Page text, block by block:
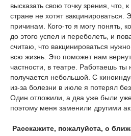
высказать свою точку зрения, что,
стране не хотят вакцинироваться.
причинам. Кого-то я могу понять,
до этого успел и переболеть, и
считаю, что вакцинироваться
всю жизнь. Это поможет нам
частности, в театре. Работаешь
получается небольшой. С
из-за болезни в июле я потерял
Один отложили, а два уже были
поэтому меня заменили другими
Расскажите, пожалуйста, о